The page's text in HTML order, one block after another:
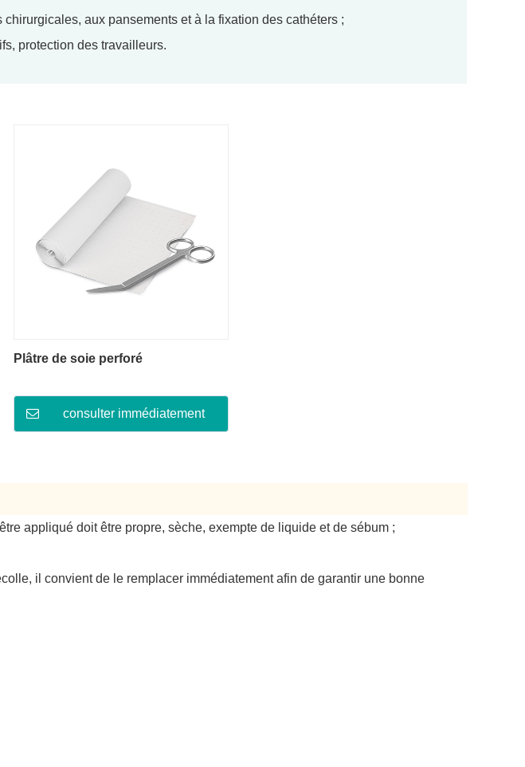
aux pansements et à la fixation des cathéters ;
protection des travailleurs.
Plâtre de soie perforé
consulter immédiatement
appliqué doit être propre, sèche, exempte de liquide et de sébum ;
il convient de le remplacer immédiatement afin de garantir une bonne